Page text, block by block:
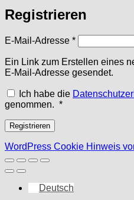
Registrieren
E-Mail-Adresse *Erforderlich
Ein Link zum Erstellen eines
E-Mail-Adresse gesendet.
Ich habe die
genommen. *Erforderlich
Registrieren
WordPress Cookie Hinweis
Deutsch